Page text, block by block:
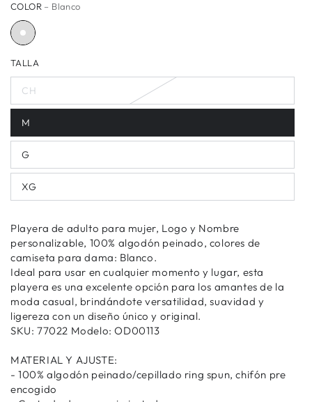
COLOR – Blanco
TALLA
CH
M
G
XG
Playera de adulto para mujer, Logo y Nombre
personalizable, 100% algodón peinado, colores de
camiseta para dama: Blanco.
Ideal para usar en cualquier momento y lugar, esta
playera es una excelente opción para los amantes de la
moda casual, brindándote versatilidad, suavidad y
ligereza con un diseño único y original.
SKU: 77022 Modelo: OD00113
MATERIAL Y AJUSTE:
- 100% algodón peinado/cepillado ring spun, chifón pre
encogido